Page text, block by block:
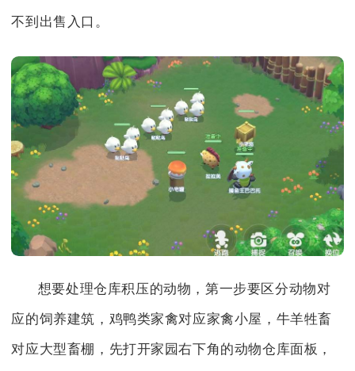
不到出售入口。
想要处理仓库积压的动物，第一步要区分动物对
应的饲养建筑，鸡鸭类家禽对应家禽小屋，牛羊牲畜
对应大型畜棚，先打开家园右下角的动物仓库面板，